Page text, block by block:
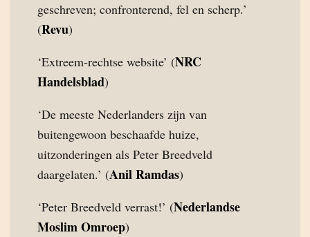
geschreven; confronterend, fel en scherp.’
(Revu)
‘Extreem-rechtse website’ (NRC
Handelsblad)
‘De meeste Nederlanders zijn van
buitengewoon beschaafde huize,
uitzonderingen als Peter Breedveld
daargelaten.’ (Anil Ramdas)
‘Peter Breedveld verrast!’ (Nederlandse
Moslim Omroep)